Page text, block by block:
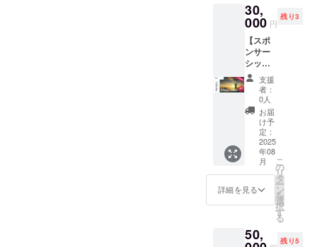
です。
・掲載
期間：
2025年
8月中旬
に掲載
開始、
プロ
ジェク
ト終了
まで掲
載予定
・掲載
方法：
ロゴ・
バ
ナー・
または
取り付
け加工
したプ
レミア
ム版。
自宅や
オフィ
スでス
タイ
リッ
シュに
飾りた
い方へ
お届け
しま
す。 A3
サイズ
420） ※
ター内
30,
000 円
残り3
【スポ
ンサー
シップ
ワッペ
ン(大)】
※先着3
名様限
〈40%
OFF〉
このプ
ロジェ
クトの
象徴と
なる登
山フ
に、あ
なたの
支援
者：
0人
お届
け予
定：
2025
年08
月
詳細を見る
こ
の
リ
タ
ー
ン
を
選
択
す
る
50, 残り5